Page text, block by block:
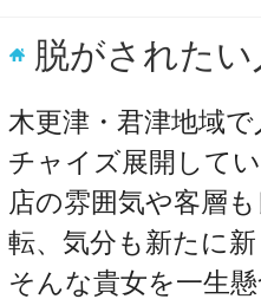
脱がされた
木更津・君津地域
チャイズ展開して
店の雰囲気や客層
転、気分も新たに
そんな貴女を一生